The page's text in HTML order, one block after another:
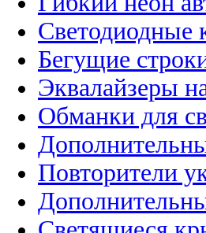
Светодиодные
Бегущие
Эквалайзеры
Обманки для
Повторители